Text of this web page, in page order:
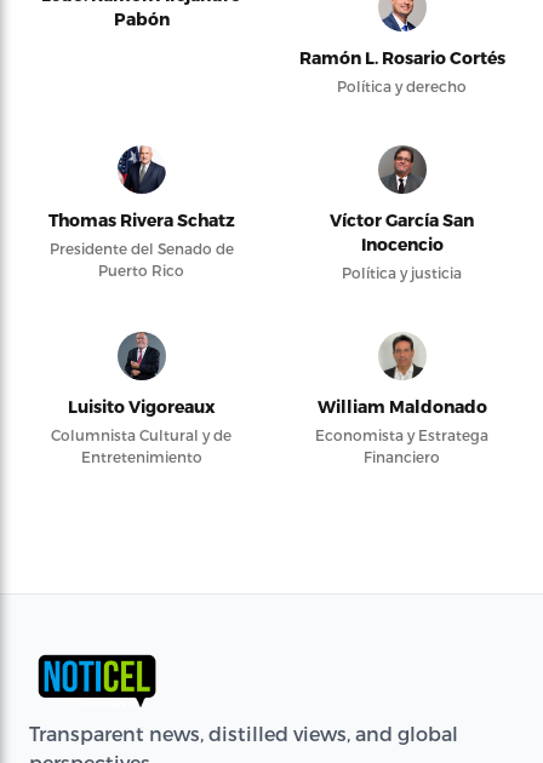
Pabón
Ramón L. Rosario Cortés
Política y derecho
Thomas Rivera Schatz
Presidente del Senado de
Puerto Rico
Víctor García San
Inocencio
Política y justicia
Luisito Vigoreaux
Columnista Cultural y de
Entretenimiento
William Maldonado
Economista y Estratega
Financiero
Transparent news, distilled views, and global